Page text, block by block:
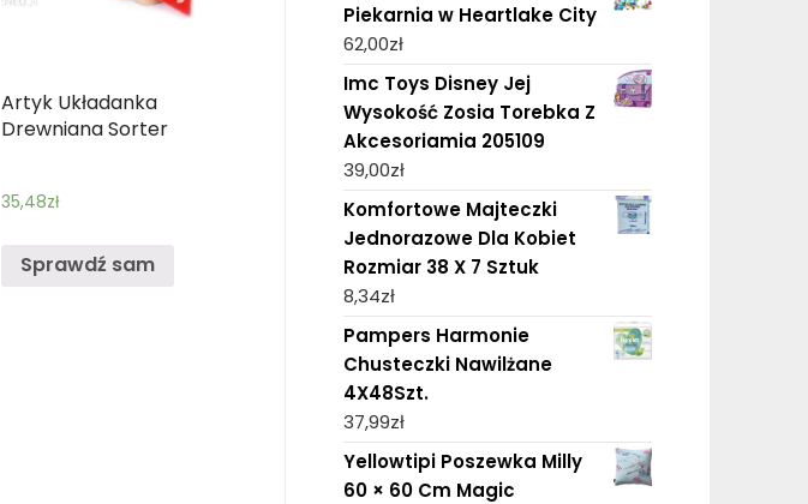
Artyk Układanka
Drewniana Sorter
35,48zł
Sprawdź sam
Piekarnia w Heartlake City
62,00zł
Imc Toys Disney Jej
Wysokość Zosia Torebka Z
Akcesoriamia 205109
39,00zł
Komfortowe Majteczki
Jednorazowe Dla Kobiet
Rozmiar 38 X 7 Sztuk
8,34zł
Pampers Harmonie
Chusteczki Nawilżane
4X48Szt.
37,99zł
Yellowtipi Poszewka Milly
60 × 60 Cm Magic